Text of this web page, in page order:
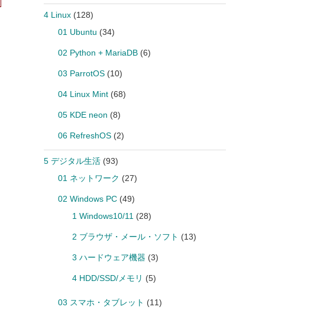
4 Linux(128)
01 Ubuntu (34)
02 Python + MariaDB(6)
03 ParrotOS(10)
04 Linux Mint(68)
05 KDE neon (8)
06 RefreshOS(2)
5 デジタル生活(93)
01 ネットワーク (27)
02 Windows PC(49)
1 Windows10/11 (28)
2 ブラウザ・メール・ソフト (13)
3 ハードウェア機器 (3)
4 HDD/SSD/メモリ (5)
03 スマホ・タブレット (11)